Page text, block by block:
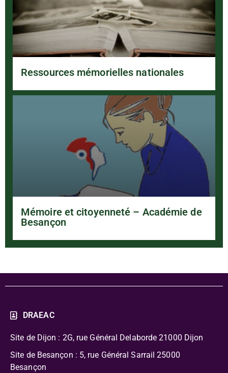
Ressources mémorielles nationales
Mémoire et citoyenneté – Académie de
Besançon
DRAEAC
Site de Dijon : 2G, rue Général Delaborde 21000 Dijon
Site de Besançon : 5, rue Général Sarrail 25000
Besançon